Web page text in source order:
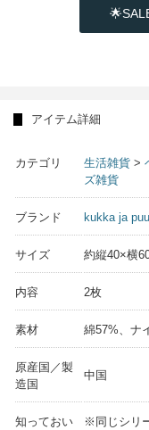
アイテム詳細
カテゴリ 生活雑貨 >
ズ雑貨
ブランド kukka ja puu
サイズ 約縦40×横
内容 2枚
素材 綿57%、ナ
原産国／製
造国
中国
知っておい
※同じシリ